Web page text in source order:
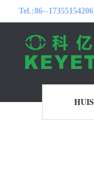
Tel.:86--17355154206
HUIS